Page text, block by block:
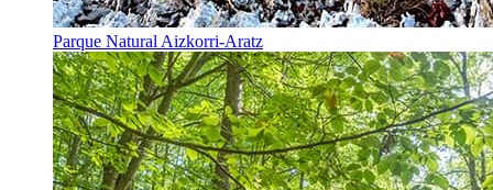
Parque Natural Aizkorri-Aratz